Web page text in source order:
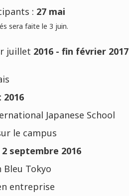
: 27 mai
sera faite le 3 juin.
juillet 2016 - fin février 2017
Japanese School
le campus
septembre 2016
Bleu Tokyo
entreprise